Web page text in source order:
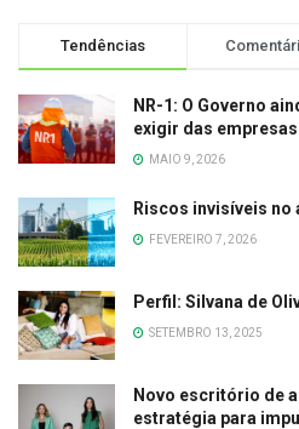
Tendências
NR-1: O Governo
exigir das empresas
MAIO 9, 2026
Riscos invisíveis
FEVEREIRO 7, 2026
Perfil: Silvana de
SETEMBRO 13, 2025
Novo escritório de
estratégia para